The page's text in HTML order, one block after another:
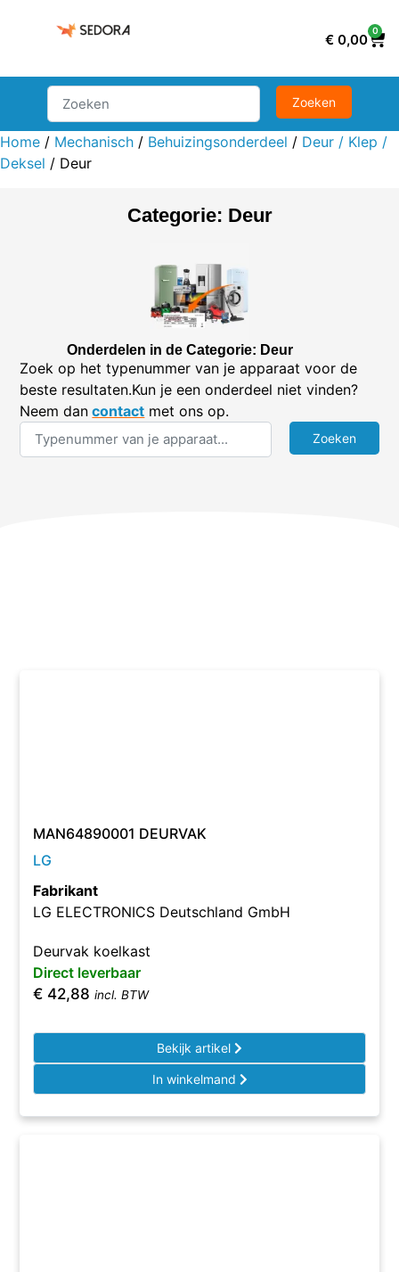
€ 0,00
0
Home / Mechanisch / Behuizingsonderdeel / Deur / Klep /
Deksel / Deur
Categorie: Deur
Onderdelen in de Categorie: Deur
Zoek op het typenummer van je apparaat voor de
beste resultaten.Kun je een onderdeel niet vinden?
Neem dan contact met ons op.
MAN64890001 DEURVAK
LG
Fabrikant
LG ELECTRONICS Deutschland GmbH
Deurvak koelkast
Direct leverbaar
€ 42,88 incl. BTW
Bekijk artikel
In winkelmand